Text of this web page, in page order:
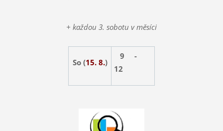
+ každou 3. sobotu v měsíci
So (15. 8.)
9 -
12